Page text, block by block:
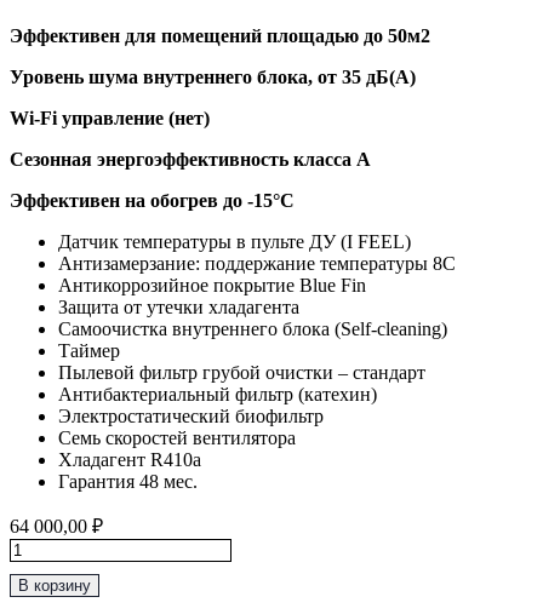
Эффективен для помещений площадью до 50м2
Уровень шума внутреннего блока, от 35 дБ(А)
Wi-Fi управление (нет)
Сезонная энергоэффективность класса A
Эффективен на обогрев до -15°C
Датчик температуры в пульте ДУ (I FEEL)
Антизамерзание: поддержание температуры 8С
Антикоррозийное покрытие Blue Fin
Защита от утечки хладагента
Самоочистка внутреннего блока (Self-cleaning)
Таймер
Пылевой фильтр грубой очистки – стандарт
Антибактериальный фильтр (катехин)
Электростатический биофильтр
Семь скоростей вентилятора
Хладагент R410a
Гарантия 48 мес.
64 000,00 ₽
Количество
товара
Классическая
В корзину